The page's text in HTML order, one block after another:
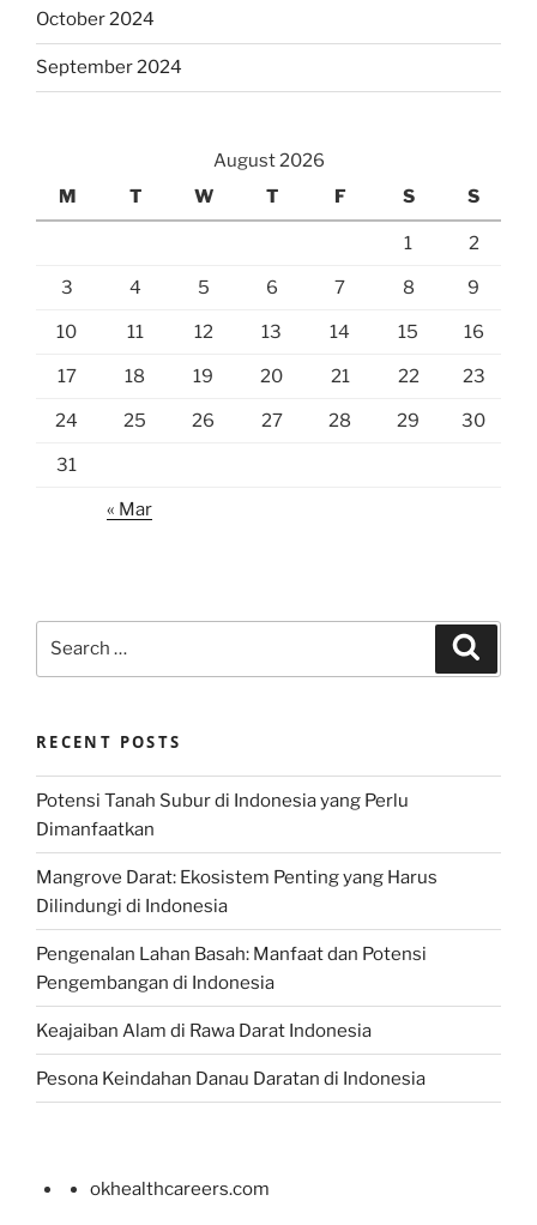
October 2024
September 2024
August 2026
M
T W T F S S
1 2
3 4 5 6 7 8 9
10 11 12 13 14 15 16
17 18 19 20 21 22 23
24 25 26 27 28 29 30
31
« Mar
RECENT POSTS
Potensi Tanah Subur di Indonesia yang Perlu
Dimanfaatkan
Mangrove Darat: Ekosistem Penting yang Harus
Dilindungi di Indonesia
Pengenalan Lahan Basah: Manfaat dan Potensi
Pengembangan di Indonesia
Keajaiban Alam di Rawa Darat Indonesia
Pesona Keindahan Danau Daratan di Indonesia
okhealthcareers.com